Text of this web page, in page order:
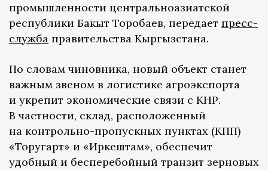
промышленности центральноазиатской
республики Бакыт Торобаев, передает пресс-
служба правительства Кыргызстана.
По словам чиновника, новый объект станет
важным звеном в логистике агроэкспорта
и укрепит экономические связи с КНР.
В частности, склад, расположенный
на контрольно-пропускных пунктах (КПП)
«Торугарт» и «Иркештам», обеспечит
удобный и бесперебойный транзит зерновых